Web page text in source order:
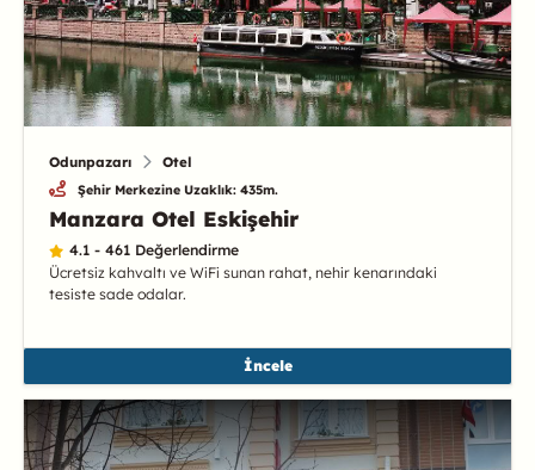
Odunpazarı Otel
Şehir Merkezine Uzaklık: 435m.
Manzara Otel Eskişehir
4.1 - 461 Değerlendirme
Ücretsiz kahvaltı ve WiFi sunan rahat, nehir kenarındaki
tesiste sade odalar.
İncele